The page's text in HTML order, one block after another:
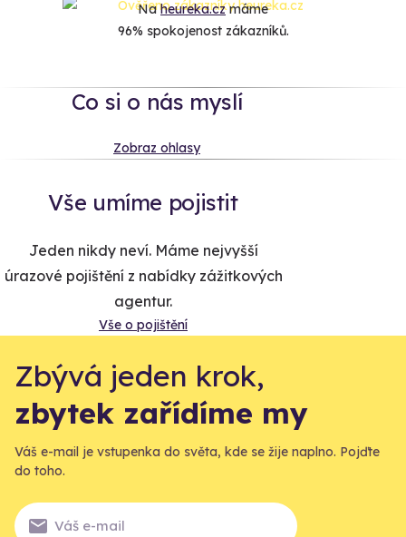
Naheureka.czmáme
96% spokojenost zákazníků.
Co si o nás myslí
Zobraz ohlasy
Vše umíme pojistit
Jeden nikdy neví. Máme nejvyšší
úrazové pojištění z nabídky zážitkových
agentur.
Vše o pojištění
Zbývá jeden krok,
zbytek zařídíme my
Váš e-mail je vstupenka do světa, kde se žije naplno. Pojďte
do toho.